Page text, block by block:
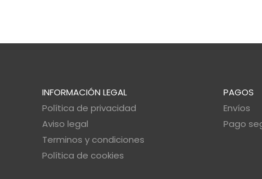
INFORMACIÓN LEGAL
Política de privacidad
Aviso legal
Terminos y condiciones
Política de cookies
PAGOS
Envíos
Pago